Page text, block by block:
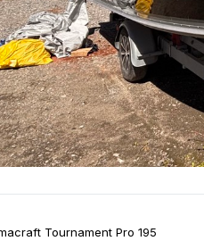
Tournament Pro 195